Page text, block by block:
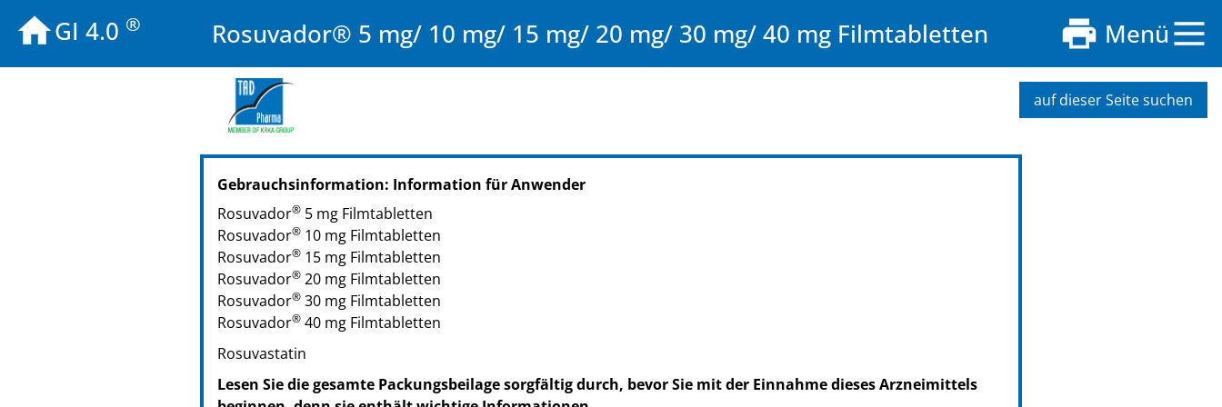
GI 4.0 ® Rosuvador® 5 mg/ 10 mg/ 15 mg/ 20 mg/ 30 mg/ 40 mg Filmtabletten Menü
auf dieser Seite suchen
Gebrauchsinformation: Information für Anwender
Rosuvador® 5 mg Filmtabletten
Rosuvador® 10 mg Filmtabletten
Rosuvador® 15 mg Filmtabletten
Rosuvador® 20 mg Filmtabletten
Rosuvador® 30 mg Filmtabletten
Rosuvador® 40 mg Filmtabletten
Rosuvastatin
Lesen Sie die gesamte Packungsbeilage sorgfältig durch, bevor Sie mit der Einnahme dieses Arzneimittels